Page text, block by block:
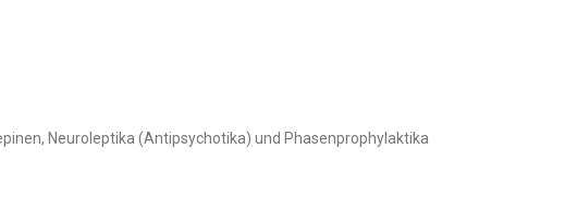
Neuroleptika (Antipsychotika) und Phasenprophylaktika